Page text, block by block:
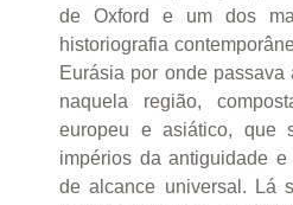
de Oxford e um dos
historiografia
Eurásia por onde
naquela região,
europeu e asiático, que
impérios da antiguidade
de alcance universal. Lá